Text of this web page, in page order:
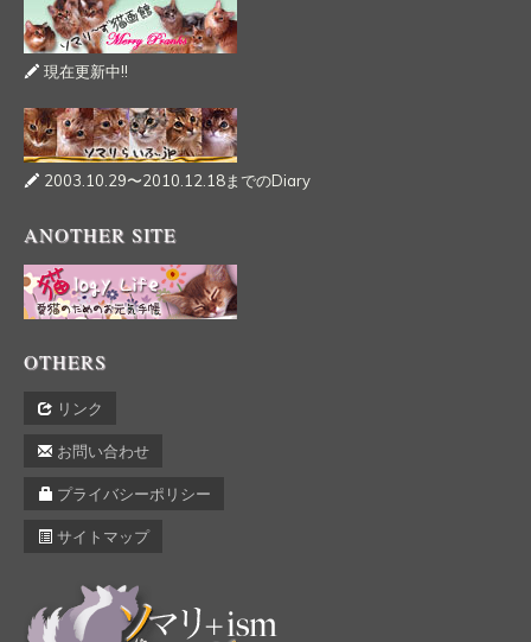
現在更新中!!
2003.10.29〜2010.12.18までのDiary
ANOTHER SITE
OTHERS
リンク
お問い合わせ
プライバシーポリシー
サイトマップ